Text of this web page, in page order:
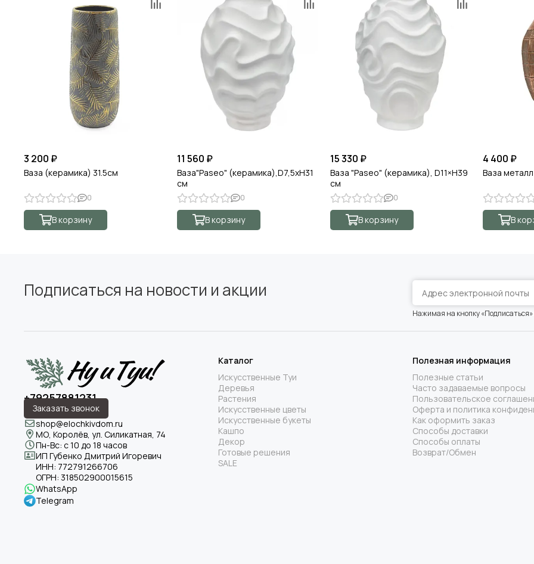
3 200 ₽
Ваза (керамика) 31.5см
0
В корзину
11 560 ₽
Ваза"Paseo" (керамика),D7,5хН31
см
0
В корзину
15 330 ₽
Ваза "Paseo" (керамика), D11×H39
см
0
В корзину
4 400 ₽
Ваза
В
Подписаться на новости и акции
Нажимая на кнопку
+79257881231
Заказать звонок
shop@elochkivdom.ru
МО, Королёв, ул. Силикатная, 74
Пн-Вс: с 10 до 18 часов
ИП Губенко Дмитрий Игоревич
ИНН: 772791266706
ОГРН: 318502900015615
WhatsApp
Telegram
Каталог
Искусственные Туи
Деревья
Растения
Искусственные цветы
Искусственные букеты
Кашпо
Декор
Готовые решения
SALE
Полезная информация
Полезные статьи
Часто задаваемые вопросы
Пользовательское
Оферта и политика
Как оформить заказ
Способы доставки
Способы оплаты
Возврат/Обмен